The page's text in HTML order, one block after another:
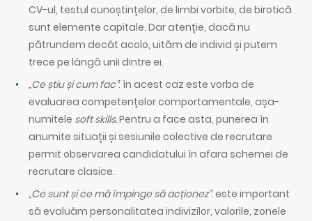
CV-ul, testul cunoștințelor, de limbi vorbite, de birotică
sunt elemente capitale. Dar atenție, dacă nu
pătrundem decât acolo, uităm de individ și putem
trece pe lângă unii dintre ei.
„Ce știu și cum fac”: în acest caz este vorba de
evaluarea competențelor comportamentale, așa-
numitele soft skills.Pentru a face asta, punerea în
anumite situații și sesiunile colective de recrutare
permit observarea candidatului în afara schemei de
recrutare clasice.
„Ce sunt și ce mă împinge să acționez”: este important
să evaluăm personalitatea indivizilor, valorile, zonele